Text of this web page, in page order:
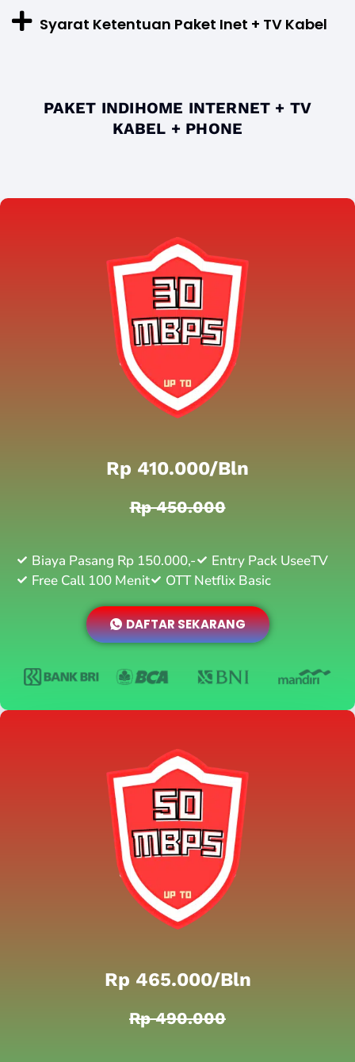
Syarat Ketentuan Paket Inet + TV Kabel
PAKET INDIHOME INTERNET + TV
KABEL + PHONE
Rp 410.000/bln
Rp 450.000
Biaya Pasang Rp 150.000,-
Entry Pack UseeTV
Free Call 100 Menit
OTT Netflix Basic
DAFTAR SEKARANG
Rp 465.000/bln
Rp 490.000